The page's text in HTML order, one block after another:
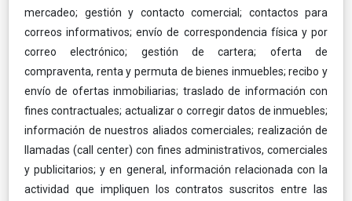
mercadeo; gestión y contacto comercial; contactos para
correos informativos; envío de correspondencia física y por
correo electrónico; gestión de cartera; oferta de
compraventa, renta y permuta de bienes inmuebles; recibo y
envío de ofertas inmobiliarias; traslado de información con
fines contractuales; actualizar o corregir datos de inmuebles;
información de nuestros aliados comerciales; realización de
llamadas (call center) con fines administrativos, comerciales
y publicitarios; y en general, información relacionada con la
actividad que impliquen los contratos suscritos entre las